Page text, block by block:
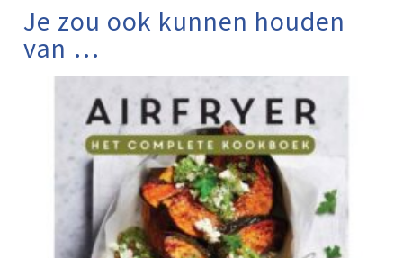
Je zou ook kunnen houden
van …